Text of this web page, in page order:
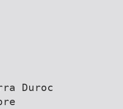
Duroc